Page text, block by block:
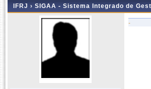
IFRJ › SIGAA - Sistema Integrado de
-